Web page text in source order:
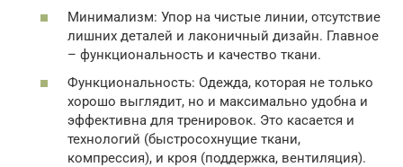
Минимализм: Упор на чистые линии, отсутствие
лишних деталей и лаконичный дизайн. Главное
– функциональность и качество ткани.
Функциональность: Одежда, которая не только
хорошо выглядит, но и максимально удобна и
эффективна для тренировок. Это касается и
технологий (быстросохнущие ткани,
компрессия), и кроя (поддержка, вентиляция).